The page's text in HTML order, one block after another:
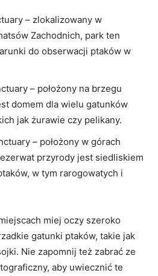
– zlokalizowany w
Zachodnich, park ten
do obserwacji ptaków w
– położony na brzegu
domem dla wielu gatunków
jak żurawie czy pelikany.
– położony w górach
przyrody jest siedliskiem
w tym rarogowatych i
miej oczy szeroko
gatunki ptaków, takie jak
Nie zapomnij też zabrać ze
aby uwiecznić te